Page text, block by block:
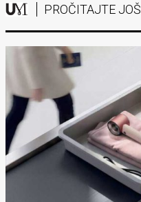
PROČITAJTE JOŠ